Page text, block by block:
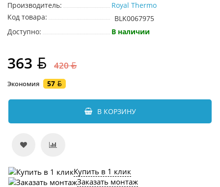
Производитель:
Royal Thermo
Код товара:
BLK0067975
Доступно:
В наличии
363 420
Экономия 57
В КОРЗИНУ
Купить в 1 клик
Заказать монтаж